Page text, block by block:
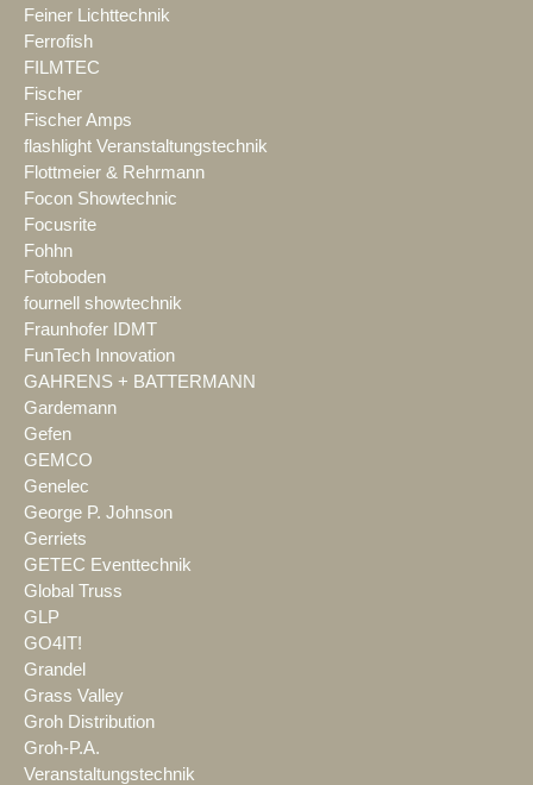
Feiner Lichttechnik
Ferrofish
FILMTEC
Fischer
Fischer Amps
flashlight Veranstaltungstechnik
Flottmeier & Rehrmann
Focon Showtechnic
Focusrite
Fohhn
Fotoboden
fournell showtechnik
Fraunhofer IDMT
FunTech Innovation
GAHRENS + BATTERMANN
Gardemann
Gefen
GEMCO
Genelec
George P. Johnson
Gerriets
GETEC Eventtechnik
Global Truss
GLP
GO4IT!
Grandel
Grass Valley
Groh Distribution
Groh-P.A.
Veranstaltungstechnik